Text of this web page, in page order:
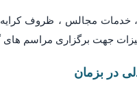
مجالس ، ظروف کرایه
جهت برگزاری مراسم های
در بزمان